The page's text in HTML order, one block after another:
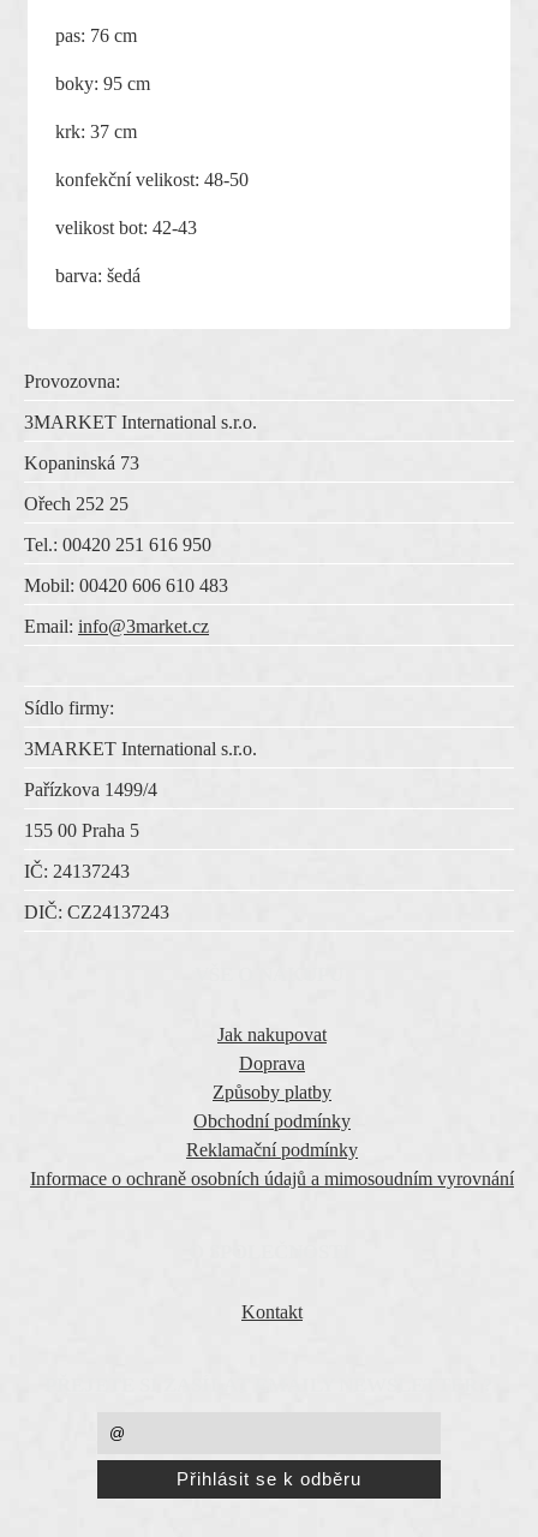
pas: 76 cm
boky: 95 cm
krk: 37 cm
konfekční velikost: 48-50
velikost bot: 42-43
barva: šedá
Provozovna:
3MARKET International s.r.o.
Kopaninská 73
Ořech 252 25
Tel.: 00420 251 616 950
Mobil: 00420 606 610 483
Email: info@3market.cz
Sídlo firmy:
3MARKET International s.r.o.
Pařízkova 1499/4
155 00 Praha 5
IČ: 24137243
DIČ: CZ24137243
Jak nakupovat
Doprava
Způsoby platby
Obchodní podmínky
Reklamační podmínky
Informace o ochraně osobních údajů a mimosoudním vyrovnání
Kontakt